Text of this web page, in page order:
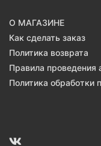
О МАГАЗИНЕ
Как сделать заказ
Политика возврата
Правила проведения
Политика обработки